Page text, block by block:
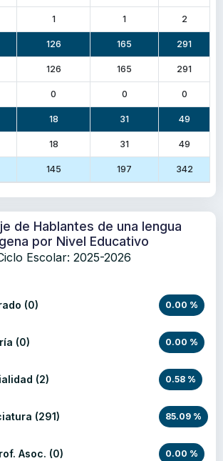
145 197 342
1 1 2
126 165 291
126 165 291
0 0 0
18 31 49
18 31 49
de Hablantes de una lengua
por Nivel Educativo
Escolar: 2025-2026
(0) 0.00 %
(0) 0.00 %
(2) 0.58 %
(291) 85.09 %
Asoc. (0) 0.00 %